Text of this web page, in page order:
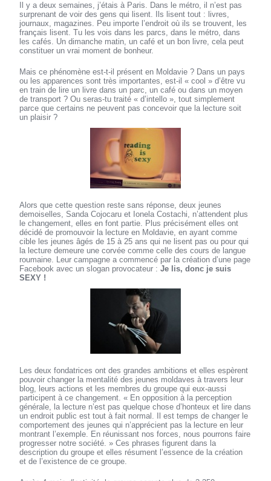
Il y a deux semaines, j’étais à Paris. Dans le métro, il n’est pas
surprenant de voir des gens qui lisent. Ils lisent tout : livres,
journaux, magazines. Peu importe l’endroit où ils se trouvent, les
français lisent. Tu les vois dans les parcs, dans le métro, dans
les cafés. Un dimanche matin, un café et un bon livre, cela peut
constituer un vrai moment de bonheur.
Mais ce phénomène est-t-il présent en Moldavie ? Dans un pays
ou les apparences sont très importantes, est-il « cool » d’être vu
en train de lire un livre dans un parc, un café ou dans un moyen
de transport ? Ou seras-tu traité « d’intello », tout simplement
parce que certains ne peuvent pas concevoir que la lecture soit
un plaisir ?
Alors que cette question reste sans réponse, deux jeunes
demoiselles, Sanda Cojocaru et Ionela Costachi, n’attendent plus
le changement, elles en font partie. Plus précisément elles ont
décidé de promouvoir la lecture en Moldavie, en ayant comme
cible les jeunes âgés de 15 à 25 ans qui ne lisent pas ou pour qui
la lecture demeure une corvée comme celle des cours de langue
roumaine. Leur campagne a commencé par la création d’une page
Facebook avec un slogan provocateur :Je lis, donc je suis
SEXY !
Les deux fondatrices ont des grandes ambitions et elles espèrent
pouvoir changer la mentalité des jeunes moldaves à travers leur
blog, leurs actions et les membres du groupe qui eux-aussi
participent à ce changement. « En opposition à la perception
générale, la lecture n’est pas quelque chose d’honteux et lire dans
un endroit public est tout à fait normal. Il est temps de changer le
comportement des jeunes qui n’apprécient pas la lecture en leur
montrant l’exemple. En réunissant nos forces, nous pourrons faire
progresser notre société. » Ces phrases figurent dans la
description du groupe et elles résument l’essence de la création
et de l’existence de ce groupe.